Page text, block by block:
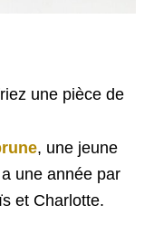
une pièce de
, une jeune
une année par
et Charlotte.